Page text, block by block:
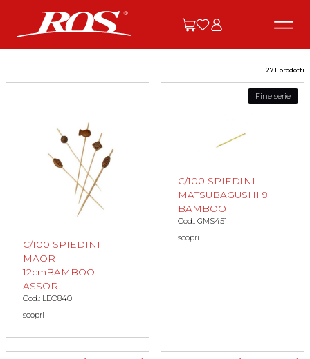
271 prodotti
C/100 SPIEDINI
MAORI
12cmBAMBOO
ASSOR.
Cod.: LEO840
scopri
Fine serie
C/100 SPIEDINI
MATSUBAGUSHI 9
BAMBOO
Cod.: GMS451
scopri